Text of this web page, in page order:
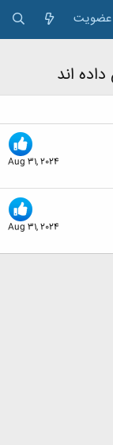
عضویت
Aug 31, 2024
Aug 31, 2024